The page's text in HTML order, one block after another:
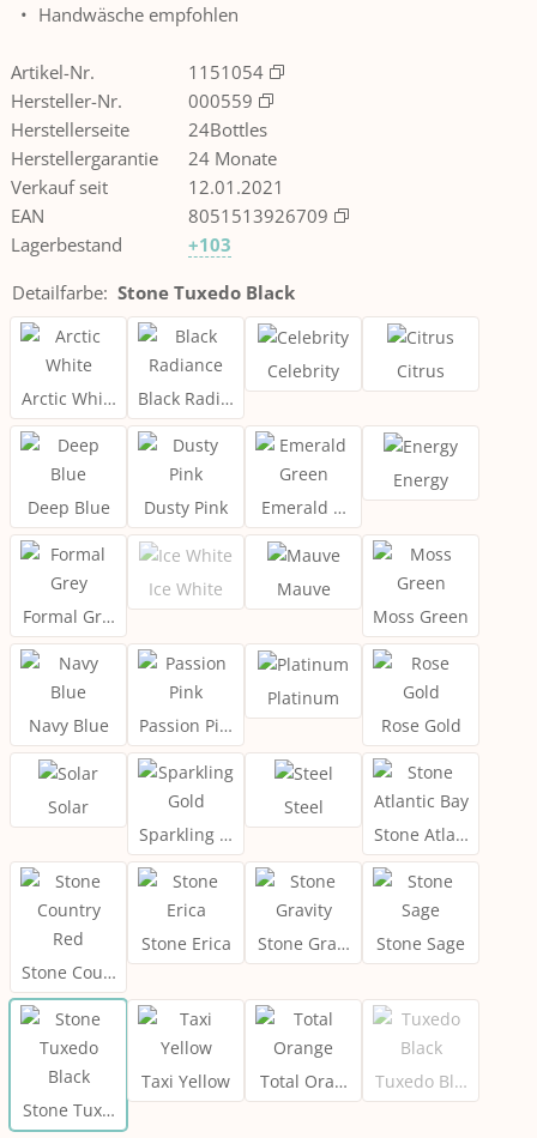
Handwäsche empfohlen
Artikel-Nr.
1151054
Hersteller-Nr.
000559
Herstellerseite
24Bottles
Herstellergarantie
24 Monate
Verkauf seit
12.01.2021
EAN
8051513926709
Lagerbestand
+103
Detailfarbe: Stone Tuxedo Black
Arctic White Black Radiance
Celebrity Citrus
Deep Blue Dusty Pink Emerald Green
Energy
Formal Grey
Ice White
Mauve
Moss Green
Navy Blue Passion Pink
Platinum
Rose Gold
Solar
Sparkling Gold
Steel
Stone Atlantic Bay
Stone Country Red
Stone Erica Stone Gravity Stone Sage
Stone Tuxedo Black
Taxi Yellow Total Orange Tuxedo Black